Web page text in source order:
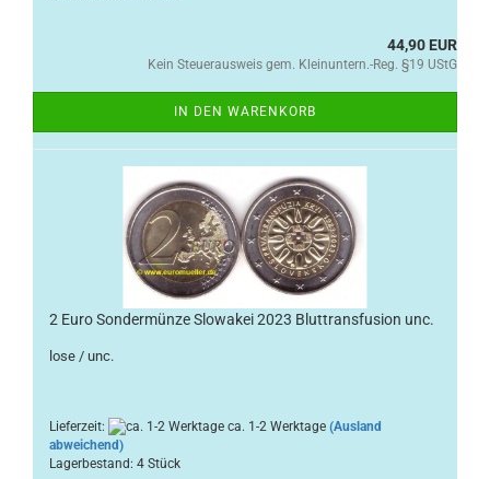
44,90 EUR
Kein Steuerausweis gem. Kleinuntern.-Reg. §19 UStG
IN DEN WARENKORB
2 Euro Sondermünze Slowakei 2023 Bluttransfusion unc.
lose / unc.
Lieferzeit: ca. 1-2 Werktage (Ausland
abweichend)
Lagerbestand: 4 Stück